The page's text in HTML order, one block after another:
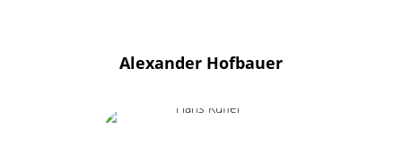
Alexander Hofbauer